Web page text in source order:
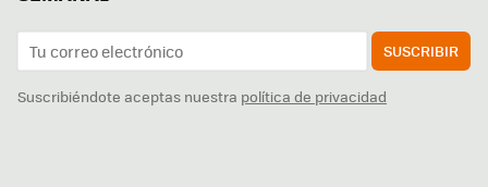
SUSCRIBIR
Suscribiéndote aceptas nuestra política de privacidad